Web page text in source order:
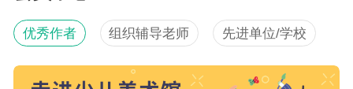
优秀作者 组织辅导老师 先进单位/学校